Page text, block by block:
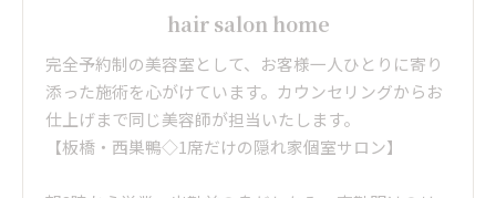
hair salon home
完全予約制の美容室として、お客様一人ひとりに寄り
添った施術を心がけています。カウンセリングからお
仕上げまで同じ美容師が担当いたします。
【板橋・西巣鴨◇1席だけの隠れ家個室サロン】